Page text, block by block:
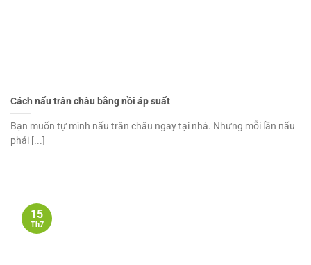
Cách nấu trân châu bằng nồi áp suất
Bạn muốn tự mình nấu trân châu ngay tại nhà. Nhưng mỗi lần nấu
phải [...]
15
Th7